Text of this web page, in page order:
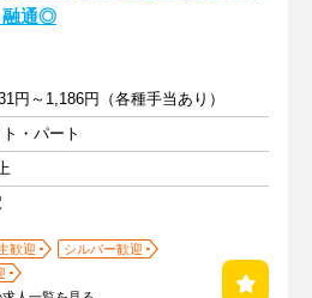
融通◎
円～1,186円（各種手当あり）
・パート
歓迎
シルバー歓迎